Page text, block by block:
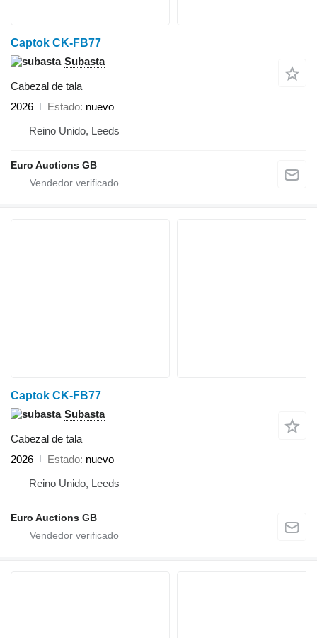
Captok CK-FB77
Subasta
Cabezal de tala
2026
Estado nuevo
Reino Unido, Leeds
Euro Auctions GB
Captok CK-FB77
Subasta
Cabezal de tala
2026
Estado nuevo
Reino Unido, Leeds
Euro Auctions GB